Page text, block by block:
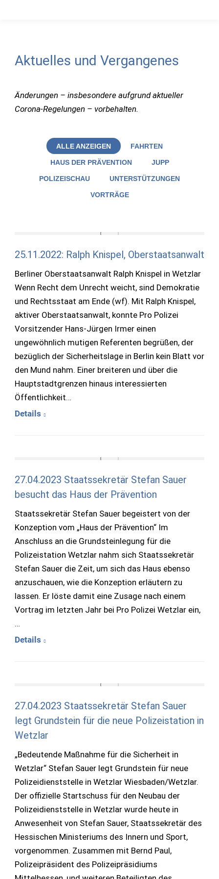
Aktuelles und Vergangenes
Änderungen – insbesondere aufgrund aktueller
Corona-Regelungen – vorbehalten.
ALLE ANZEIGEN FAHRTEN
HAUS DER PRÄVENTION JUPP
POLIZEISCHAU UNTERSTÜTZUNGEN
VORTRÄGE
25.11.2022: Ralph Knispel, Oberstaatsanwalt
Berliner Oberstaatsanwalt Ralph Knispel in Wetzlar
Wenn Recht dem Unrecht weicht, sind Demokratie
und Rechtsstaat am Ende (wf). Mit Ralph Knispel,
aktiver Oberstaatsanwalt, konnte Pro Polizei
Vorsitzender Hans-Jürgen Irmer einen
ungewöhnlich mutigen Referenten begrüßen, der
bezüglich der Sicherheitslage in Berlin kein Blatt vor
den Mund nahm. Einer breiteren und über die
Hauptstadtgrenzen hinaus interessierten
Öffentlichkeit…
Details
27.04.2023 Staatssekretär Stefan Sauer
besucht das Haus der Prävention
Staatssekretär Stefan Sauer begeistert von der
Konzeption vom „Haus der Prävention“ Im
Anschluss an die Grundsteinlegung für die
Polizeistation Wetzlar nahm sich Staatssekretär
Stefan Sauer die Zeit, um sich das Haus ebenso
anzuschauen, wie die Konzeption erläutern zu
lassen. Er löste damit eine Zusage nach einem
Vortrag im letzten Jahr bei Pro Polizei Wetzlar ein,
…
Details
27.04.2023 Staatssekretär Stefan Sauer
legt Grundstein für die neue Polizeistation in
Wetzlar
„Bedeutende Maßnahme für die Sicherheit in
Wetzlar“ Stefan Sauer legt Grundstein für neue
Polizeidienststelle in Wetzlar Wiesbaden/Wetzlar.
Der offizielle Startschuss für den Neubau der
Polizeidienststelle in Wetzlar wurde heute in
Anwesenheit von Stefan Sauer, Staatssekretär des
Hessischen Ministeriums des Innern und Sport,
vorgenommen. Zusammen mit Bernd Paul,
Polizeipräsident des Polizeipräsidiums